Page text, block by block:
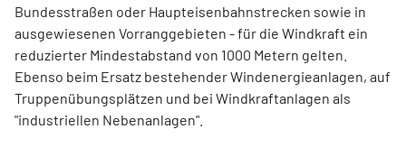
Bundesstraßen oder Haupteisenbahnstrecken sowie in
ausgewiesenen Vorranggebieten - für die Windkraft ein
reduzierter Mindestabstand von 1000 Metern gelten.
Ebenso beim Ersatz bestehender Windenergieanlagen, auf
Truppenübungsplätzen und bei Windkraftanlagen als
"industriellen Nebenanlagen".